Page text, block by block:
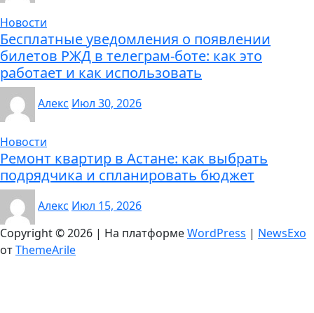
Новости
Бесплатные уведомления о появлении
билетов РЖД в телеграм-боте: как это
работает и как использовать
Алекс Июл 30, 2026
Новости
Ремонт квартир в Астане: как выбрать
подрядчика и спланировать бюджет
Алекс Июл 15, 2026
Copyright © 2026 | На платформеWordPress | NewsExo
отThemeArile